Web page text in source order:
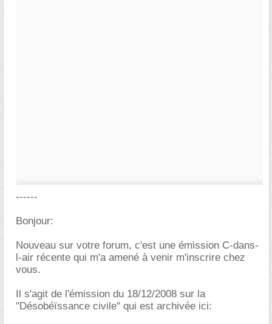
------
Bonjour:
Nouveau sur votre forum, c'est une émission C-dans-
l-air récente qui m'a amené à venir m'inscrire chez
vous.
Il s'agit de l'émission du 18/12/2008 sur la
"Désobéïssance civile" qui est archivée ici: